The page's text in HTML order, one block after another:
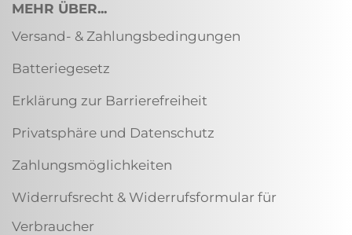
MEHR ÜBER...
Versand- & Zahlungsbedingungen
Batteriegesetz
Erklärung zur Barrierefreiheit
Privatsphäre und Datenschutz
Zahlungsmöglichkeiten
Widerrufsrecht & Widerrufsformular für
Verbraucher